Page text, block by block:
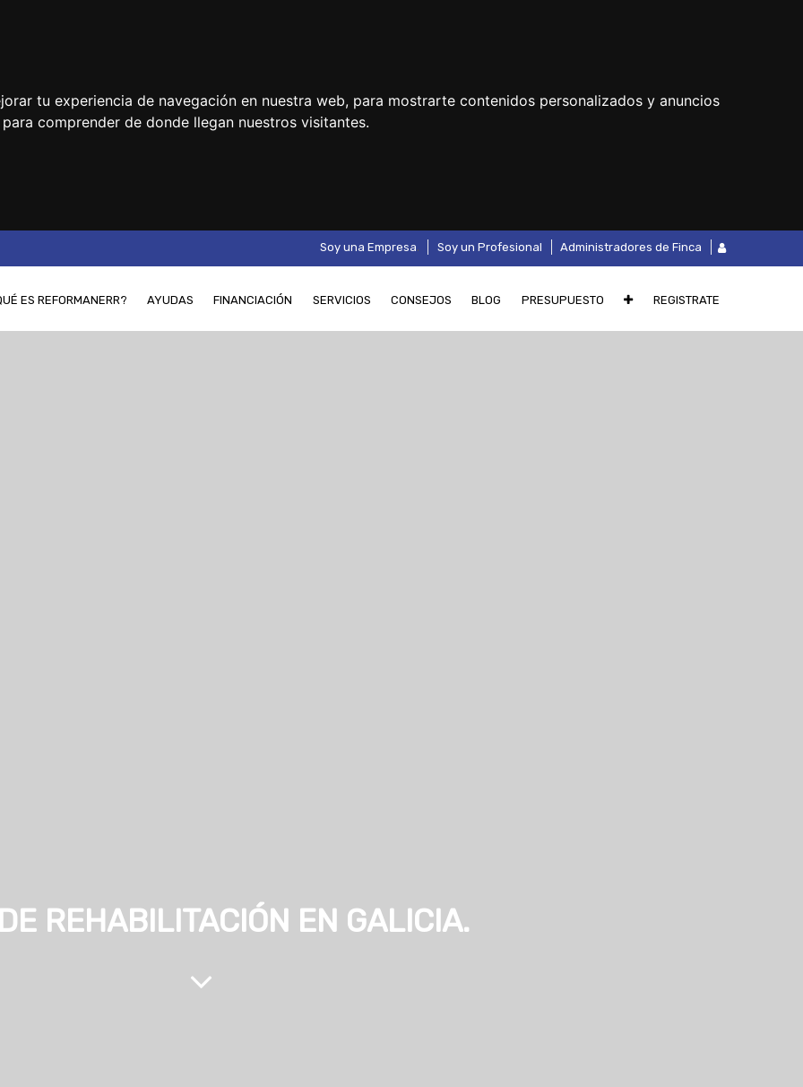
tu experiencia de navegación en nuestra web, para mostrarte contenidos personalizados y anuncios
comprender de donde llegan nuestros visitantes.
Soy una Empresa. Soy un Profesional Administradores de Finca
ES REFORMANERR? AYUDAS FINANCIACIÓN SERVICIOS CONSEJOS BLOG PRESUPUESTO REGISTRATE
REHABILITACIÓN EN GALICIA.